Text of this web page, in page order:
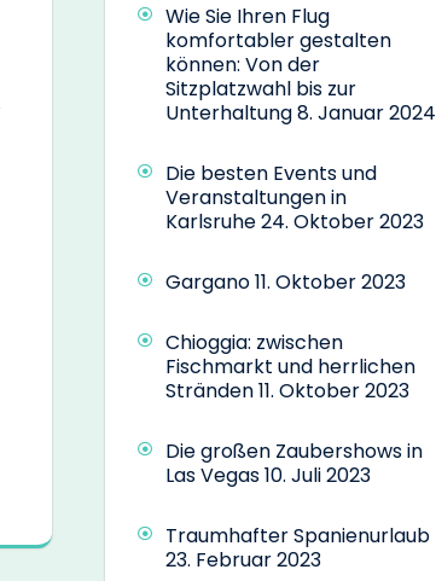
Wie Sie Ihren Flug
komfortabler gestalten
können: Von der
Sitzplatzwahl bis zur
Unterhaltung8. Januar 2024
Die besten Events und
Veranstaltungen in
Karlsruhe24. Oktober 2023
Gargano11. Oktober 2023
Chioggia: zwischen
Fischmarkt und herrlichen
Stränden11. Oktober 2023
Die großen Zaubershows in
Las Vegas10. Juli 2023
Traumhafter Spanienurlaub
23. Februar 2023